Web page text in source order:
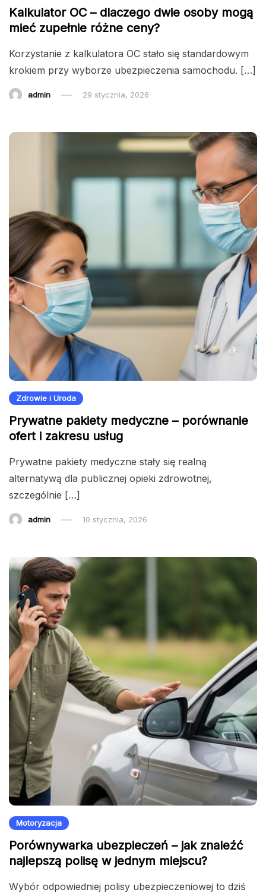
Kalkulator OC – dlaczego dwie osoby mogą
mieć zupełnie różne ceny?
Korzystanie z kalkulatora OC stało się standardowym
krokiem przy wyborze ubezpieczenia samochodu. […]
admin 29 stycznia, 2026
Zdrowie i Uroda
Prywatne pakiety medyczne – porównanie
ofert i zakresu usług
Prywatne pakiety medyczne stały się realną
alternatywą dla publicznej opieki zdrowotnej,
szczególnie […]
admin 10 stycznia, 2026
Motoryzacja
Porównywarka ubezpieczeń – jak znaleźć
najlepszą polisę w jednym miejscu?
Wybór odpowiedniej polisy ubezpieczeniowej to dziś